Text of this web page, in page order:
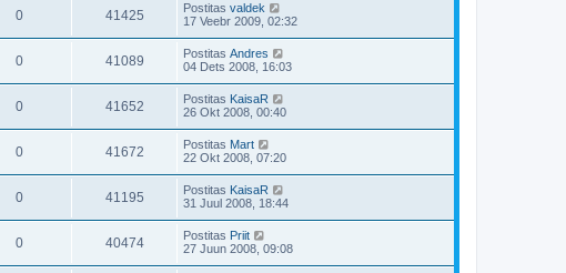
0 41425 Postitas valdek
17 Veebr 2009, 02:32
0 41089 Postitas Andres
04 Dets 2008, 16:03
0 41652 Postitas KaisaR
26 Okt 2008, 00:40
0 41672 Postitas Mart
22 Okt 2008, 07:20
0 41195 Postitas KaisaR
31 Juul 2008, 18:44
0 40474 Postitas Priit
27 Juun 2008, 09:08